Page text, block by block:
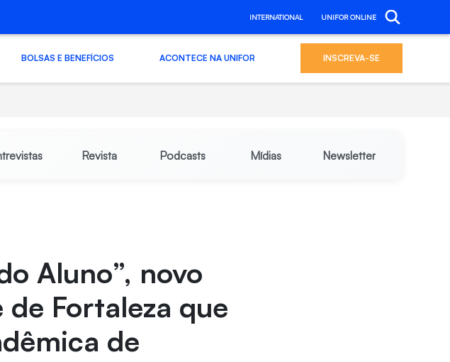
INTERNATIONAL UNIFOR ONLINE
BOLSAS E BENEFÍCIOS ACONTECE NA UNIFOR INSCREVA-SE
Revista Podcasts Mídias Newsletter
Aluno”, novo
Fortaleza que
de